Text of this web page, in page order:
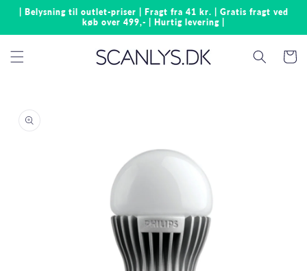
Gå til
| Belysning til outlet-priser | Fragt fra 41 kr. | Gratis fragt ved
køb over 499,- | Hurtig levering |